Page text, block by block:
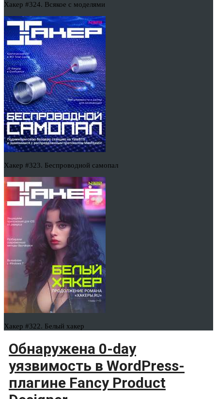
Хакер #324. Всякое с моделями
Хакер #323. Беспроводной самопал
Хакер #322. Белый хакер
Обнаружена 0-day
уязвимость в WordPress-
плагине Fancy Product